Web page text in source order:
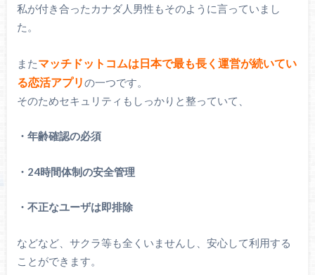
私が付き合ったカナダ人男性もそのように言っていまし
た。
またマッチドットコムは日本で最も長く運営が続いてい
る恋活アプリの一つです。
そのためセキュリティもしっかりと整っていて、
・年齢確認の必須
・24時間体制の安全管理
・不正なユーザは即排除
などなど、サクラ等も全くいませんし、安心して利用する
ことができます。